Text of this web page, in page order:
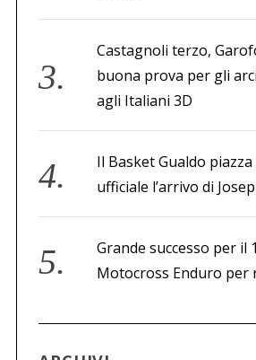
Castagnoli terzo,
buona prova per gli
agli Italiani 3D
Il Basket Gualdo
ufficiale l’arrivo di
Grande successo per il
Motocross Enduro per